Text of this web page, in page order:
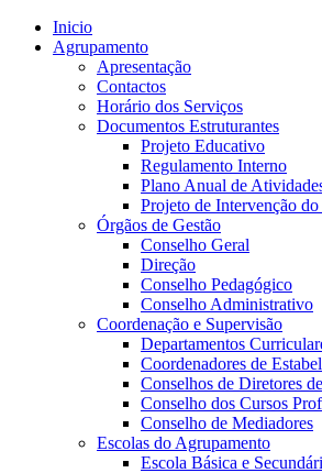
Inicio
Agrupamento
Apresentação
Contactos
Horário dos Serviços
Documentos Estruturantes
Projeto Educativo
Regulamento Interno
Plano Anual de
Projeto de Intervenção
Órgãos de Gestão
Conselho Geral
Direção
Conselho Pedagógico
Conselho Administrativo
Coordenação e Supervisão
Departamentos
Coordenadores de
Conselhos de Diretores
Conselho dos Cursos
Conselho de Mediadores
Escolas do Agrupamento
Escola Básica e